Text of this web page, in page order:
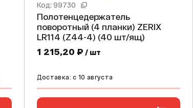
Код: 99730
Полотенцедержатель
поворотный (4 планки) ZERIX
LR114 (Z44-4) (40 шт/ящ)
1 215,20 ₽ / шт
Доставка: c 10 августа